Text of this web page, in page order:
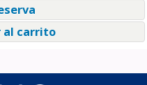
carrito